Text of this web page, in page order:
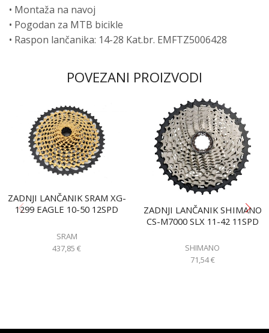
• Montaža na navoj
• Pogodan za MTB bicikle
• Raspon lančanika: 14-28 Kat.br. EMFTZ5006428
POVEZANI PROIZVODI
ZADNJI LANČANIK SRAM XG-
1299 EAGLE 10-50 12SPD
SRAM
437,85 €
ZADNJI LANČANIK SHIMANO
CS-M7000 SLX 11-42 11SPD
SHIMANO
71,54€